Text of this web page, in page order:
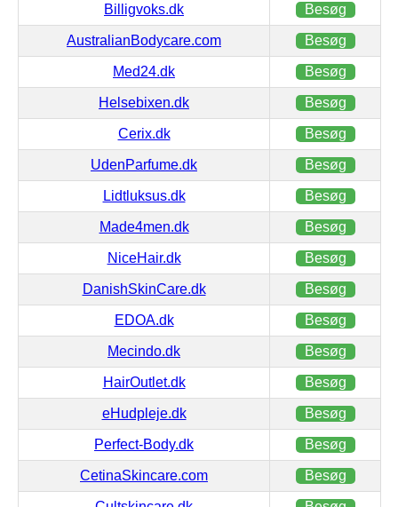
Billigvoks.dk Besøg
AustralianBodycare.com Besøg
Med24.dk Besøg
Helsebixen.dk Besøg
Cerix.dk Besøg
UdenParfume.dk Besøg
Lidtluksus.dk Besøg
Made4men.dk Besøg
NiceHair.dk Besøg
DanishSkinCare.dk Besøg
EDOA.dk Besøg
Mecindo.dk Besøg
HairOutlet.dk Besøg
eHudpleje.dk Besøg
Perfect-Body.dk Besøg
CetinaSkincare.com Besøg